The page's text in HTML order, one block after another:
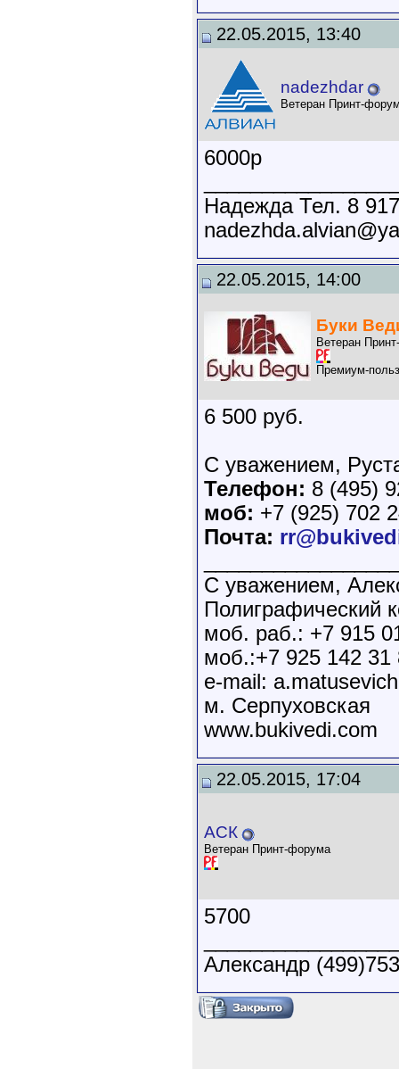
22.05.2015, 13:40
nadezhdar
Ветеран Принт-
6000р
Надежда Тел. 8
22.05.2015, 14:00
Буки
Ветеран
Премиум-
6 500 руб.
С уважением,
Телефон: 8 (495)
моб: +7 (925) 702
Почта:
С уважением,
Полиграфический
моб. раб.: +7 915
моб.:+7 925 142 31
e-mail:
м. Серпуховская
www.bukivedi.com
22.05.2015, 17:04
АСК
Ветеран Принт-форума
5700
Александр